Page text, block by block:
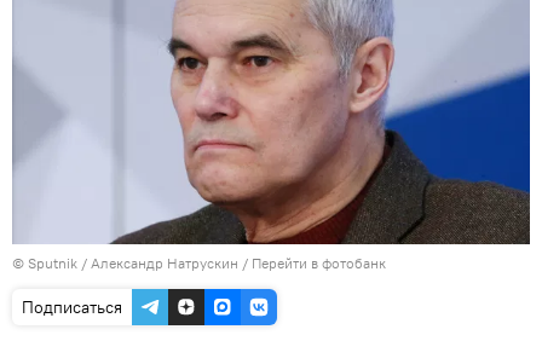
© Sputnik / Александр Натрускин / Перейти в фотобанк
Подписаться